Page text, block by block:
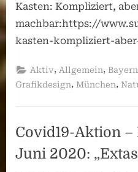
Kasten: Kompliziert,
machbar:https://
kasten-kompliziert-
Aktiv, Allgemein, Bayern
Grafikdesign, München,
Covid19-Aktion –
Juni 2020: